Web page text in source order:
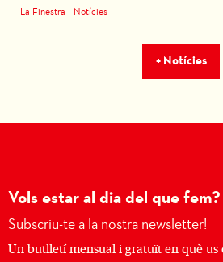
La Finestra Notícies
+ Notícies
Vols estar al dia del que fem?
Subscriu-te a la nostra newsletter!
Un butlletí mensual i gratuït en què